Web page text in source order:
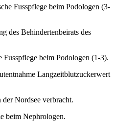
Fusspflege beim Podologen (3-
des Behindertenbeirats des
Fusspflege beim Podologen (1-3).
Langzeitblutzuckerwert
der Nordsee verbracht.
beim Nephrologen.